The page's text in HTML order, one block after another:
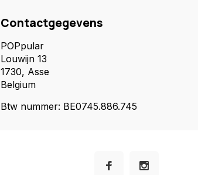
Contactgegevens
POPpular
Louwijn 13
1730, Asse
Belgium
Btw nummer: BE0745.886.745